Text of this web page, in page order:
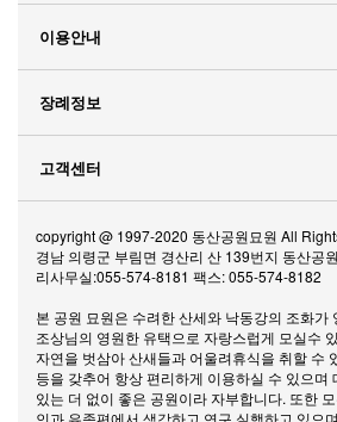
사업내용및연혁
오시는 길
분묘
봉안탑(납골탑)
평장
무연고
이용안내
매장안내
봉안(납골)안내
장사안내
장례정보
종교별장례
장례예절
장례용어
제례정보
화장장시설정보
장례식장정보
고객센터
공지사항
copyright @ 1997-2020 동산공원묘원 All
경남 의령군 부림면 경산리 산 139번지 동산공
리사무실:055-574-8181 팩스: 055-574-8182
본 공원 묘원은 수려한 산세와 낙동강의 조화가
조상님의 영원한 유택으로 자랑스럽게 모실수
자연을 벗삼아 산새들과 어울려휴식을 취할 수
등을 갖추어 항상 편리하게 이용하실 수 있으며
있는 더 없이 좋은 공원이라 자부합니다. 또한
인과 유족편에서 생각하고 연구 실행하고 있으